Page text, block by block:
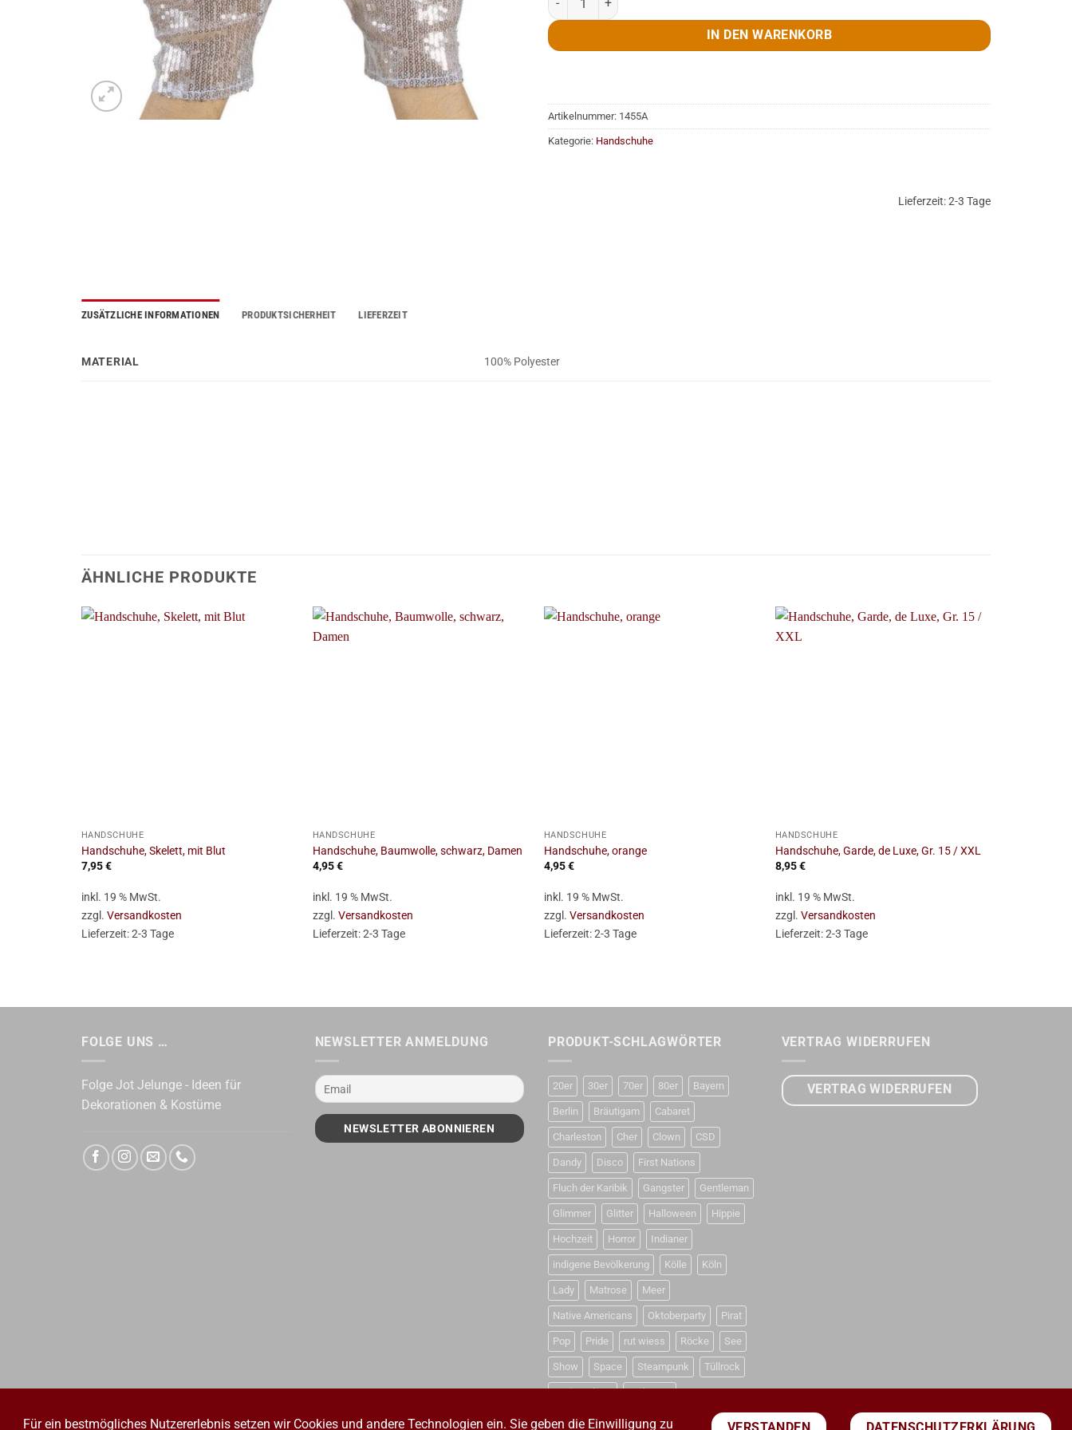
IN DEN WARENKORB
Artikelnummer: 1455A
Kategorie: Handschuhe
Lieferzeit:2-3 Tage
ZUSÄTZLICHE INFORMATIONEN PRODUKTSICHERHEIT LIEFERZEIT
MATERIAL 100% Polyester
ÄHNLICHE PRODUKTE
HANDSCHUHE
Handschuhe, Skelett, mit Blut
7,95€
inkl. 19 % MwSt.
zzgl. Versandkosten
Lieferzeit:2-3 Tage
HANDSCHUHE
Handschuhe, Baumwolle, schwarz, Damen
4,95€
inkl. 19 % MwSt.
zzgl. Versandkosten
Lieferzeit:2-3 Tage
HANDSCHUHE
Handschuhe, orange
4,95€
inkl. 19 % MwSt.
zzgl. Versandkosten
Lieferzeit:2-3 Tage
HANDSCHUHE
Handschuhe, Garde, de Luxe, Gr. 15 / XXL
8,95€
inkl. 19 % MwSt.
zzgl. Versandkosten
Lieferzeit:2-3 Tage
FOLGE UNS …
Folge Jot Jelunge - Ideen für
Dekorationen & Kostüme
NEWSLETTER ANMELDUNG PRODUKT-SCHLAGWÖRTER
20er 30er 70er 80er Bayern
Berlin Bräutigam Cabaret
Charleston Cher Clown CSD
Dandy Disco First Nations
Fluch der Karibik Gangster Gentleman
Glimmer Glitter Halloween Hippie
Hochzeit Horror Indianer
indigene Bevölkerung Kölle Köln
Lady Matrose Meer
Native Americans Oktoberparty Pirat
Pop Pride rut wiess Röcke See
Show Space Steampunk Tüllrock
Weihnachten Weltraum
VERTRAG WIDERRUFEN
VERTRAG WIDERRUFEN
Für ein bestmögliches Nutzererlebnis setzen wir Cookies und andere Technologien ein. Sie geben die Einwilligung zu